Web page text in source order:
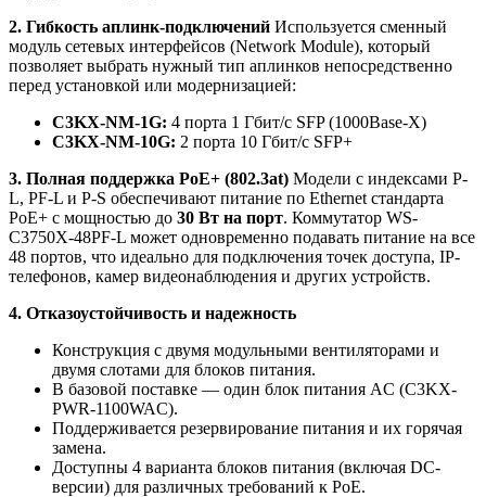
2. Гибкость аплинк-подключений Используется сменный
модуль сетевых интерфейсов (Network Module), который
позволяет выбрать нужный тип аплинков непосредственно
перед установкой или модернизацией:
C3KX-NM-1G: 4 порта 1 Гбит/с SFP (1000Base-X)
C3KX-NM-10G: 2 порта 10 Гбит/с SFP+
3. Полная поддержка PoE+ (802.3at) Модели с индексами P-
L, PF-L и P-S обеспечивают питание по Ethernet стандарта
PoE+ с мощностью до 30 Вт на порт. Коммутатор WS-
C3750X-48PF-L может одновременно подавать питание на все
48 портов, что идеально для подключения точек доступа, IP-
телефонов, камер видеонаблюдения и других устройств.
4. Отказоустойчивость и надежность
Конструкция с двумя модульными вентиляторами и
двумя слотами для блоков питания.
В базовой поставке — один блок питания AC (C3KX-
PWR-1100WAC).
Поддерживается резервирование питания и их горячая
замена.
Доступны 4 варианта блоков питания (включая DC-
версии) для различных требований к PoE.